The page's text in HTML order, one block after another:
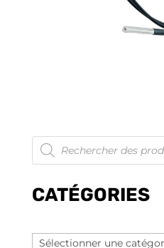
Recherche
de
produits
CATÉGORIES
Sélectionner